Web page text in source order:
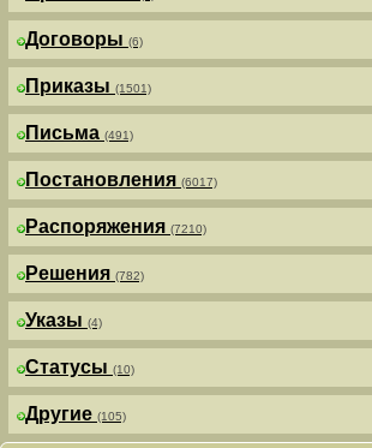
Договоры (6)
Приказы (1501)
Письма (491)
Постановления (6017)
Распоряжения (7210)
Решения (782)
Указы (4)
Статусы (10)
Другие (105)